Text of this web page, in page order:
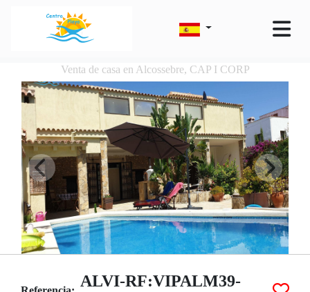
Venta de casa en Alcossebre, CAP I CORP
ALVI-RF:VIPALM39-